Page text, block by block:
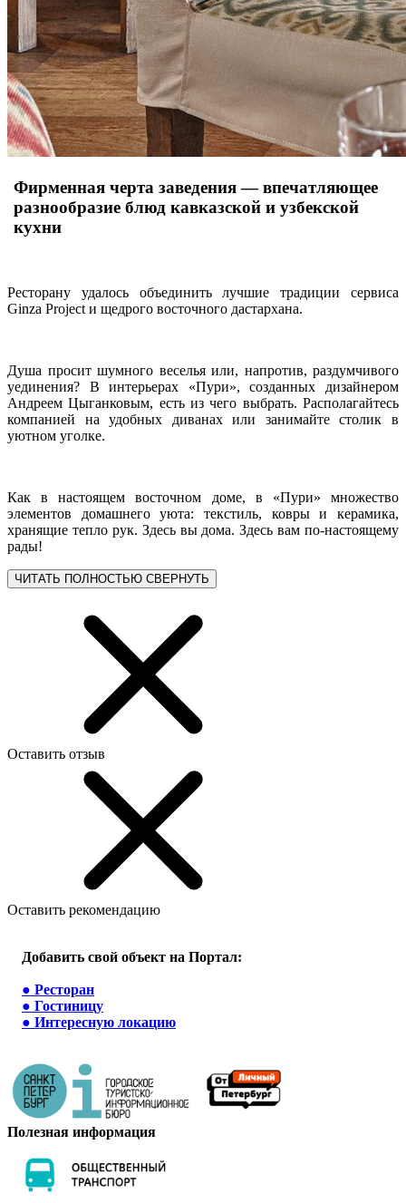
Фирменная черта заведения — впечатляющее
разнообразие блюд кавказской и узбекской
кухни
Ресторану удалось объединить лучшие традиции сервиса
Ginza Project и щедрого восточного дастархана.
Душа просит шумного веселья или, напротив, раздумчивого
уединения? В интерьерах «Пури», созданных дизайнером
Андреем Цыганковым, есть из чего выбрать. Располагайтесь
компанией на удобных диванах или занимайте столик в
уютном уголке.
Как в настоящем восточном доме, в «Пури» множество
элементов домашнего уюта: текстиль, ковры и керамика,
хранящие тепло рук. Здесь вы дома. Здесь вам по-настоящему
рады!
ЧИТАТЬ ПОЛНОСТЬЮ СВЕРНУТЬ
Оставить отзыв
Оставить рекомендацию
Добавить свой объект на Портал:
● Ресторан
● Гостиницу
● Интересную локацию
Полезная информация